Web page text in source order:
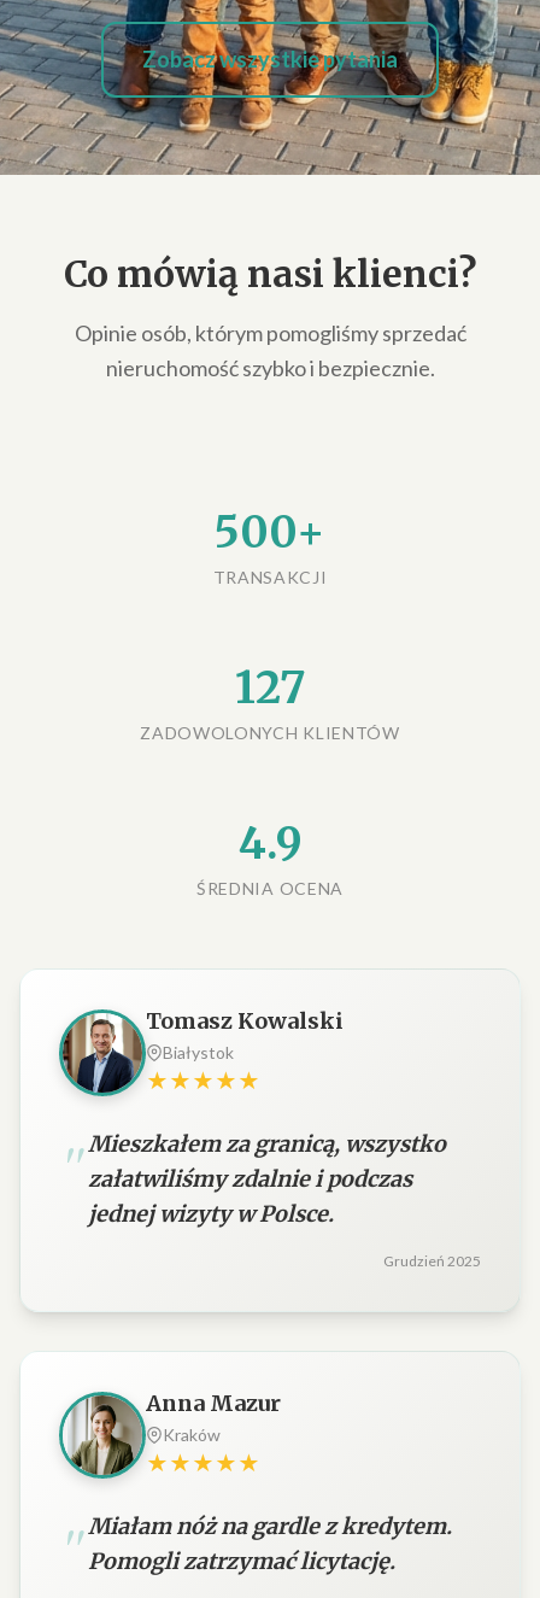
Zobacz wszystkie pytania
Co mówią nasi klienci?
Opinie osób, którym pomogliśmy sprzedać
nieruchomość szybko i bezpiecznie.
500+
TRANSAKCJI
127
ZADOWOLONYCH KLIENTÓW
4.9
ŚREDNIA OCENA
Tomasz Kowalski
Białystok
★★★★★
Mieszkałem za granicą, wszystko
załatwiliśmy zdalnie i podczas
jednej wizyty w Polsce.
Grudzień 2025
Anna Mazur
Kraków
★★★★★
Miałam nóż na gardle z kredytem.
Pomogli zatrzymać licytację.